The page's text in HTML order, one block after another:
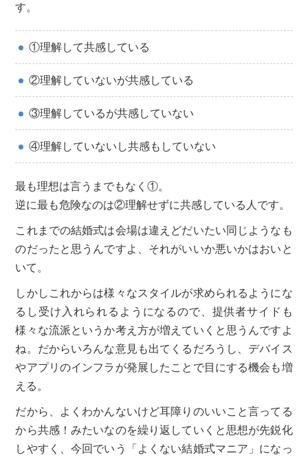
す。
①理解して共感している
②理解していないが共感している
③理解しているが共感していない
④理解していないし共感もしていない
最も理想は言うまでもなく①。
逆に最も危険なのは②理解せずに共感している人です。
これまでの結婚式は会場は違えどだいたい同じようなも
のだったと思うんですよ、それがいいか悪いかはおいと
いて。
しかしこれからは様々なスタイルが求められるようにな
るし受け入れられるようになるので、提供者サイドも
様々な流派というか考え方が増えていくと思うんですよ
ね。だからいろんな意見も出てくるだろうし、デバイス
やアプリのインフラが発展したことで目にする機会も増
える。
だから、よくわかんないけど耳障りのいいこと言ってる
から共感！みたいなのを繰り返していくと思想が先鋭化
しやすく、今回でいう「よくない結婚式マニア」になっ